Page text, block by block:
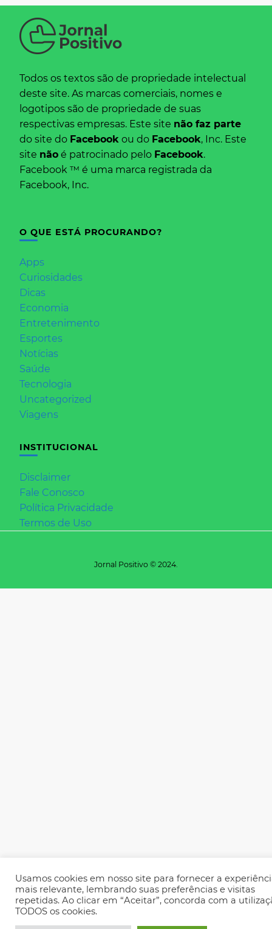
Todos os textos são de propriedade intelectual
deste site. As marcas comerciais, nomes e
logotipos são de propriedade de suas
respectivas empresas. Este site não faz parte
do site do Facebook ou do Facebook, Inc. Este
site não é patrocinado pelo Facebook.
Facebook ™ é uma marca registrada da
Facebook, Inc.
O QUE ESTÁ PROCURANDO?
Apps
Curiosidades
Dicas
Economia
Entretenimento
Esportes
Notícias
Saúde
Tecnologia
Uncategorized
Viagens
INSTITUCIONAL
Disclaimer
Fale Conosco
Política Privacidade
Termos de Uso
Jornal Positivo © 2024.
Usamos cookies em nosso site para fornecer a
mais relevante, lembrando suas preferências e visitas
repetidas. Ao clicar em “Aceitar”, concorda com a
TODOS os cookies.